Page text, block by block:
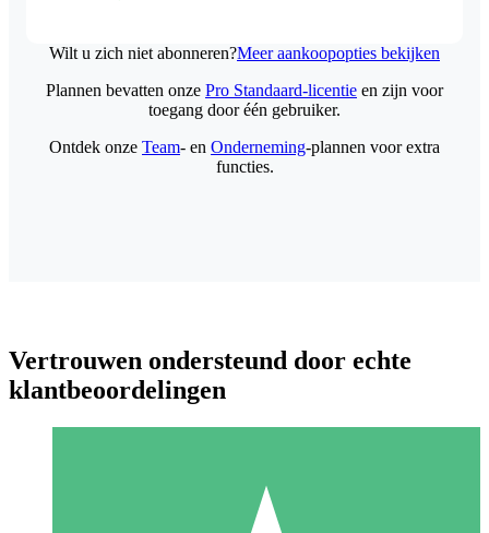
Wilt u zich niet abonneren?Meer aankoopopties bekijken
Plannen bevatten onze Pro Standaard-licentie en zijn voor
toegang door één gebruiker.
Ontdek onze Team- en Onderneming-plannen voor extra
functies.
Vertrouwen ondersteund door echte
klantbeoordelingen